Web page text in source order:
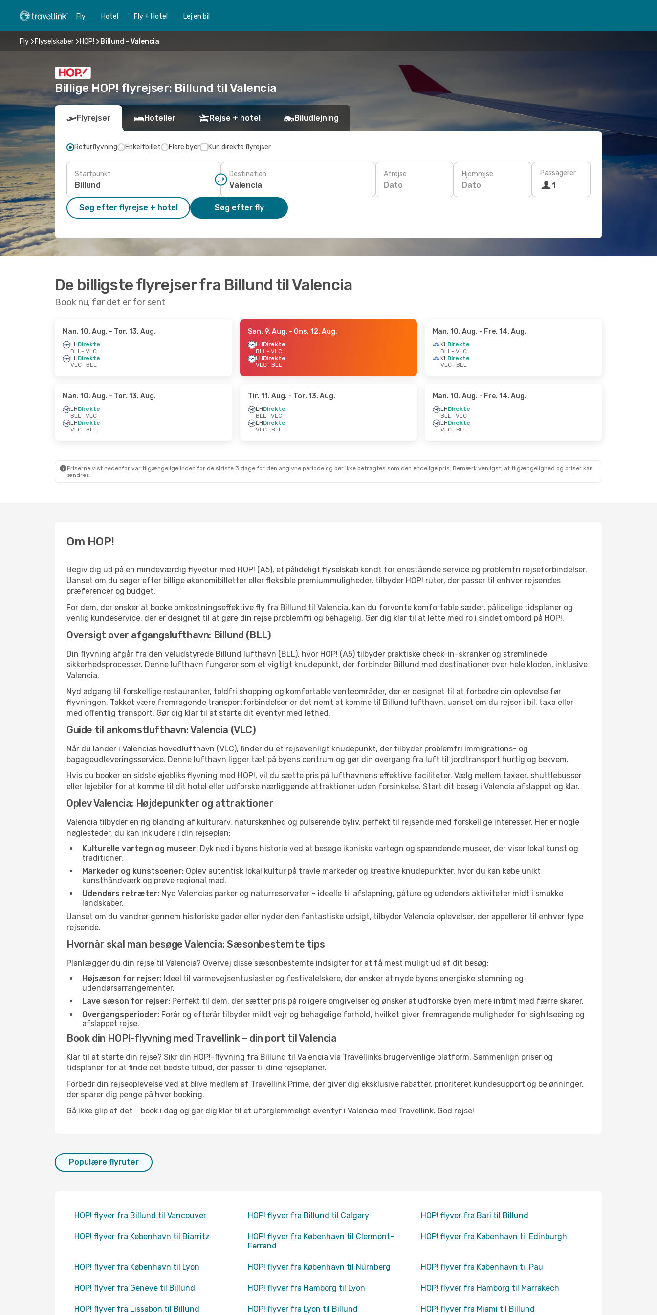
Fly Hotel Fly + Hotel Lej en bil
Fly Flyselskaber HOP! Billund - Valencia
Billige HOP! flyrejser: Billund til Valencia
Flyrejser Hoteller Rejse + hotel Biludlejning
Returflyvning Enkeltbillet Flere byer Kun direkte flyrejser
Startpunkt Destination Afrejse
Dato
Hjemrejse
Dato
Passagerer
1
Søg efter flyrejse + hotel Søg efter fly
De billigste flyrejser fra Billund til Valencia
Book nu, før det er for sent
Man. 10. Aug. - Tor. 13. Aug.
LHDirekte
BLL- VLC
LHDirekte
VLC- BLL
Søn. 9. Aug. - Ons. 12. Aug.
LHDirekte
BLL- VLC
LHDirekte
VLC- BLL
Man. 10. Aug. - Fre. 14. Aug.
KLDirekte
BLL- VLC
KLDirekte
VLC- BLL
Man. 10. Aug. - Tor. 13. Aug.
LHDirekte
BLL- VLC
LHDirekte
VLC- BLL
Tir. 11. Aug. - Tor. 13. Aug.
LHDirekte
BLL- VLC
LHDirekte
VLC- BLL
Man. 10. Aug. - Fre. 14. Aug.
LHDirekte
BLL- VLC
LHDirekte
VLC- BLL
Priserne vist nedenfor var tilgængelige inden for de sidste 3 dage for den angivne periode og bør ikke betragtes som den endelige pris. Bemærk venligst, at tilgængelighed og priser kan
ændres.
Om HOP!
Begiv dig ud på en mindeværdig flyvetur med HOP! (A5), et pålideligt flyselskab kendt for enestående service og problemfri rejseforbindelser.
Uanset om du søger efter billige økonomibilletter eller fleksible premiummuligheder, tilbyder HOP! ruter, der passer til enhver rejsendes
præferencer og budget.
For dem, der ønsker at booke omkostningseffektive fly fra Billund til Valencia, kan du forvente komfortable sæder, pålidelige tidsplaner og
venlig kundeservice, der er designet til at gøre din rejse problemfri og behagelig. Gør dig klar til at lette med ro i sindet ombord på HOP!.
Oversigt over afgangslufthavn: Billund (BLL)
Din flyvning afgår fra den veludstyrede Billund lufthavn (BLL), hvor HOP! (A5) tilbyder praktiske check-in-skranker og strømlinede
sikkerhedsprocesser. Denne lufthavn fungerer som et vigtigt knudepunkt, der forbinder Billund med destinationer over hele kloden, inklusive
Valencia.
Nyd adgang til forskellige restauranter, toldfri shopping og komfortable venteområder, der er designet til at forbedre din oplevelse før
flyvningen. Takket være fremragende transportforbindelser er det nemt at komme til Billund lufthavn, uanset om du rejser i bil, taxa eller
med offentlig transport. Gør dig klar til at starte dit eventyr med lethed.
Guide til ankomstlufthavn: Valencia (VLC)
Når du lander i Valencias hovedlufthavn (VLC), finder du et rejsevenligt knudepunkt, der tilbyder problemfri immigrations- og
bagageudleveringsservice. Denne lufthavn ligger tæt på byens centrum og gør din overgang fra luft til jordtransport hurtig og bekvem.
Hvis du booker en sidste øjebliks flyvning med HOP!, vil du sætte pris på lufthavnens effektive faciliteter. Vælg mellem taxaer, shuttlebusser
eller lejebiler for at komme til dit hotel eller udforske nærliggende attraktioner uden forsinkelse. Start dit besøg i Valencia afslappet og klar.
Oplev Valencia: Højdepunkter og attraktioner
Valencia tilbyder en rig blanding af kulturarv, naturskønhed og pulserende byliv, perfekt til rejsende med forskellige interesser. Her er nogle
nøglesteder, du kan inkludere i din rejseplan:
Kulturelle vartegn og museer: Dyk ned i byens historie ved at besøge ikoniske vartegn og spændende museer, der viser lokal kunst og
traditioner.
Markeder og kunstscener: Oplev autentisk lokal kultur på travle markeder og kreative knudepunkter, hvor du kan købe unikt
kunsthåndværk og prøve regional mad.
Udendørs retræter: Nyd Valencias parker og naturreservater – ideelle til afslapning, gåture og udendørs aktiviteter midt i smukke
landskaber.
Uanset om du vandrer gennem historiske gader eller nyder den fantastiske udsigt, tilbyder Valencia oplevelser, der appellerer til enhver type
rejsende.
Hvornår skal man besøge Valencia: Sæsonbestemte tips
Planlægger du din rejse til Valencia? Overvej disse sæsonbestemte indsigter for at få mest muligt ud af dit besøg:
Højsæson for rejser: Ideel til varmevejsentusiaster og festivalelskere, der ønsker at nyde byens energiske stemning og
udendørsarrangementer.
Lave sæson for rejser: Perfekt til dem, der sætter pris på roligere omgivelser og ønsker at udforske byen mere intimt med færre skarer.
Overgangsperioder: Forår og efterår tilbyder mildt vejr og behagelige forhold, hvilket giver fremragende muligheder for sightseeing og
afslappet rejse.
Book din HOP!-flyvning med Travellink – din port til Valencia
Klar til at starte din rejse? Sikr din HOP!-flyvning fra Billund til Valencia via Travellinks brugervenlige platform. Sammenlign priser og
tidsplaner for at finde det bedste tilbud, der passer til dine rejseplaner.
Forbedr din rejseoplevelse ved at blive medlem af Travellink Prime, der giver dig eksklusive rabatter, prioriteret kundesupport og belønninger,
der sparer dig penge på hver booking.
Gå ikke glip af det – book i dag og gør dig klar til et uforglemmeligt eventyr i Valencia med Travellink. God rejse!
Populære flyruter
HOP! flyver fra Billund til Vancouver HOP! flyver fra Billund til Calgary HOP! flyver fra Bari til Billund
HOP! flyver fra København til Biarritz
HOP! flyver fra København til Clermont-
Ferrand
HOP! flyver fra København til Edinburgh
HOP! flyver fra København til Lyon HOP! flyver fra København til Nürnberg HOP! flyver fra København til Pau
HOP! flyver fra Geneve til Billund HOP! flyver fra Hamborg til Lyon HOP! flyver fra Hamborg til Marrakech
HOP! flyver fra Lissabon til Billund HOP! flyver fra Lyon til Billund HOP! flyver fra Miami til Billund